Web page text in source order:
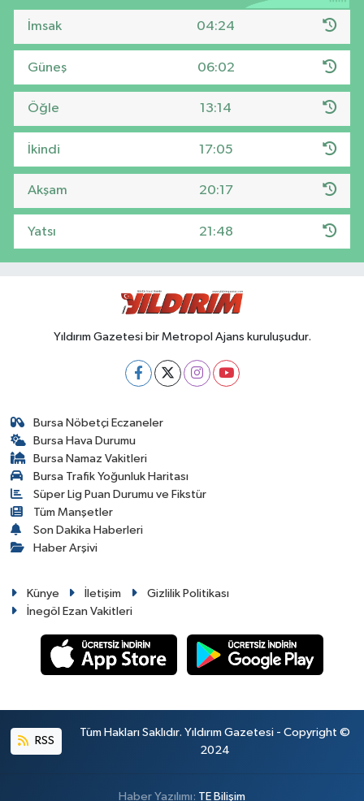
İmsak 04:24
Güneş 06:02
Öğle 13:14
İkindi 17:05
Akşam 20:17
Yatsı 21:48
Yıldırım Gazetesi bir Metropol Ajans kuruluşudur.
Bursa Nöbetçi Eczaneler
Bursa Hava Durumu
Bursa Namaz Vakitleri
Bursa Trafik Yoğunluk Haritası
Süper Lig Puan Durumu ve Fikstür
Tüm Manşetler
Son Dakika Haberleri
Haber Arşivi
Künye İletişim
Gizlilik Politikası
İnegöl Ezan Vakitleri
RSS
Tüm Hakları Saklıdır. Yıldırım Gazetesi - Copyright ©
2024
Haber Yazılımı: TE Bilişim